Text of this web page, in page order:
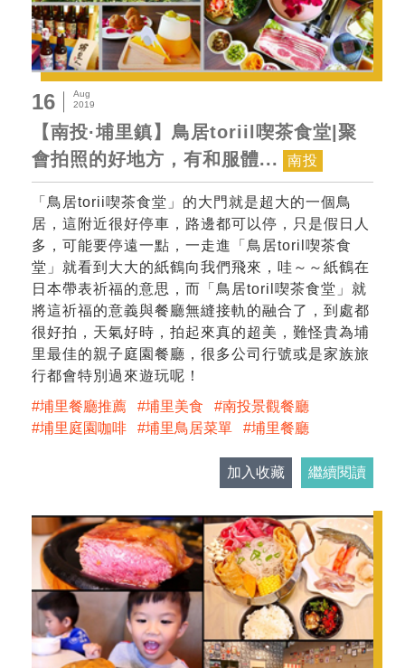
16
Aug
2019
【南投·埔里鎮】鳥居toriil喫茶食堂|聚
會拍照的好地方，有和服體...
南投
「鳥居torii喫茶食堂」的大門就是超大的一個鳥
居，這附近很好停車，路邊都可以停，只是假日人
多，可能要停遠一點，一走進「鳥居toril喫茶食
堂」就看到大大的紙鶴向我們飛來，哇～～紙鶴在
日本帶表祈福的意思，而「鳥居toril喫茶食堂」就
將這祈福的意義與餐廳無縫接軌的融合了，到處都
很好拍，天氣好時，拍起來真的超美，難怪貴為埔
里最佳的親子庭園餐廳，很多公司行號或是家族旅
行都會特別過來遊玩呢！
埔里餐廳推薦
埔里美食
南投景觀餐廳
埔里庭園咖啡
埔里鳥居菜單 埔里餐廳
加入收藏 繼續閱讀